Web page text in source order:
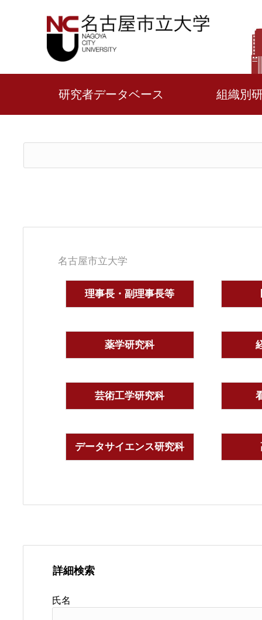
研究者データベース 組織別
名古屋市立大学
理事長・副理事長等
薬学研究科
芸術工学研究科
データサイエンス研究科
詳細検索
氏名